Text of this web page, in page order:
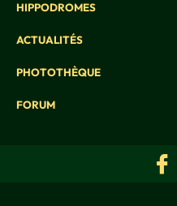
HIPPODROMES
ACTUALITÉS
PHOTOTHÈQUE
FORUM